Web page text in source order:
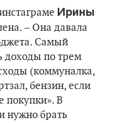
Ирины
– Она давала
Самый
доходы по трем
(коммуналка,
бензин, если
покупки». В
нужно брать